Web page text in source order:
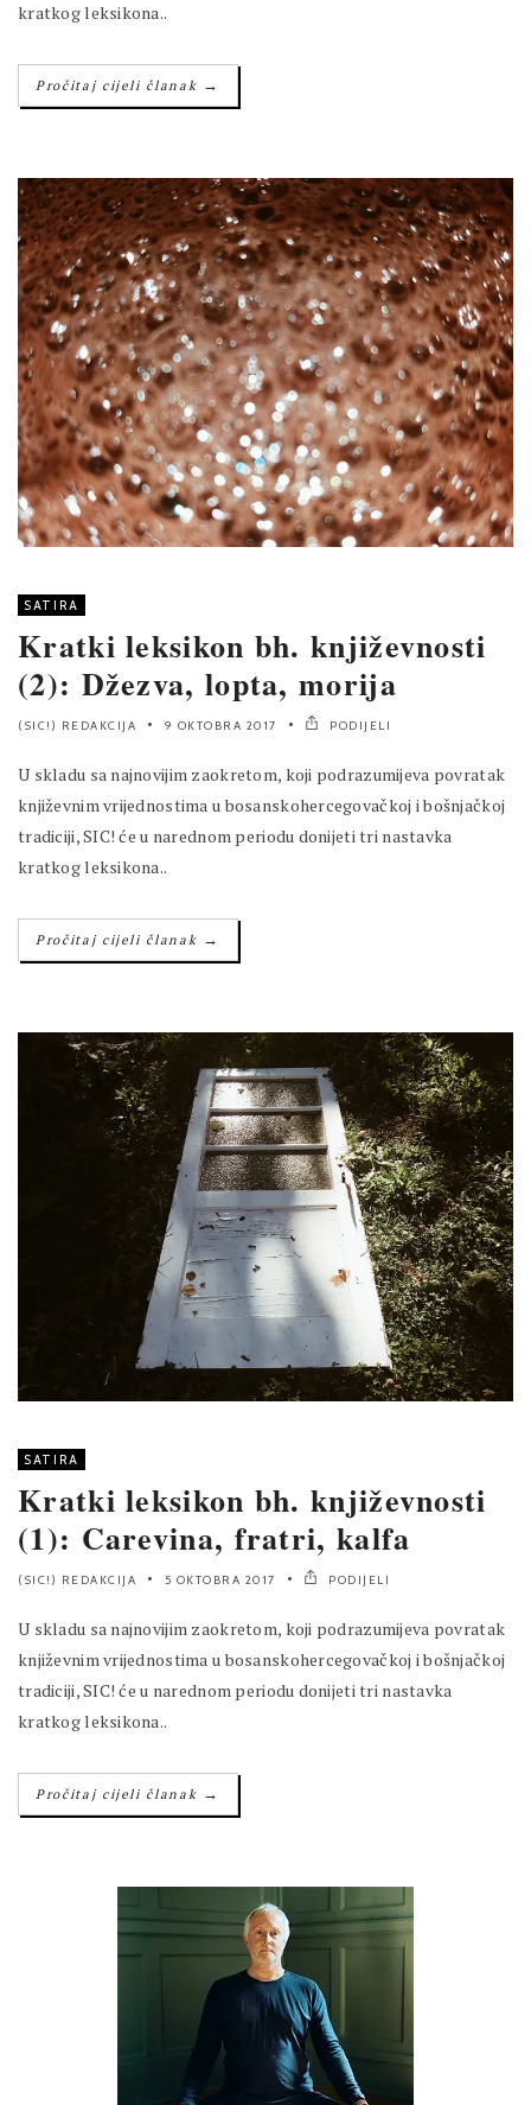
kratkog leksikona..
Pročitaj cijeli članak →
SATIRA
Kratki leksikon bh. književnosti
(2): Džezva, lopta, morija
(SIC!) REDAKCIJA 9 OKTOBRA 2017 PODIJELI
U skladu sa najnovijim zaokretom, koji podrazumijeva povratak
književnim vrijednostima u bosanskohercegovačkoj i bošnjačkoj
tradiciji, SIC! će u narednom periodu donijeti tri nastavka
kratkog leksikona..
Pročitaj cijeli članak →
SATIRA
Kratki leksikon bh. književnosti
(1): Carevina, fratri, kalfa
(SIC!) REDAKCIJA 5 OKTOBRA 2017 PODIJELI
U skladu sa najnovijim zaokretom, koji podrazumijeva povratak
književnim vrijednostima u bosanskohercegovačkoj i bošnjačkoj
tradiciji, SIC! će u narednom periodu donijeti tri nastavka
kratkog leksikona..
Pročitaj cijeli članak →